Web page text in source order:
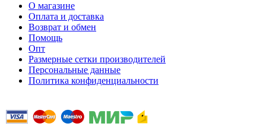
О магазине
Оплата и доставка
Возврат и обмен
Помощь
Опт
Размерные сетки производителей
Персональные данные
Политика конфиденциальности